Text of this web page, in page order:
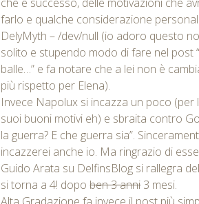
farlo e qualche considerazione
DelyMyth – /dev/null (io adoro questo
solito e stupendo modo di fare nel post
balle…” e fa notare che a lei non è
più rispetto per Elena).
Invece Napolux si incazza un poco (per
suoi buoni motivi eh) e sbraita contro
la guerra? E che guerra sia”.
incazzerei anche io. Ma ringrazio di
Guido Arata su DelfinsBlog si rallegra
si torna a 4! dopoben 3 anni3 mesi.